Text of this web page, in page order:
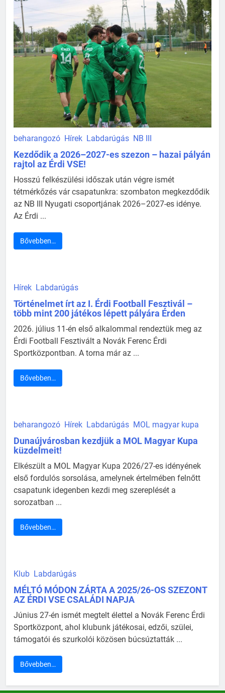
beharangozó Hírek Labdarúgás NB III
Kezdődik a 2026–2027-es szezon – hazai pályán
rajtol az Érdi VSE!
Hosszú felkészülési időszak után végre ismét
tétmérkőzés vár csapatunkra: szombaton megkezdődik
az NB III Nyugati csoportjának 2026–2027-es idénye.
Az Érdi ...
Bővebben…
Hírek Labdarúgás
Történelmet írt az I. Érdi Football Fesztivál –
több mint 200 játékos lépett pályára Érden
2026. július 11-én első alkalommal rendeztük meg az
Érdi Football Fesztivált a Novák Ferenc Érdi
Sportközpontban. A torna már az ...
Bővebben…
beharangozó Hírek Labdarúgás MOL magyar kupa
Dunaújvárosban kezdjük a MOL Magyar Kupa
küzdelmeit!
Elkészült a MOL Magyar Kupa 2026/27-es idényének
első fordulós sorsolása, amelynek értelmében felnőtt
csapatunk idegenben kezdi meg szereplését a
sorozatban ...
Bővebben…
Klub Labdarúgás
MÉLTÓ MÓDON ZÁRTA A 2025/26-OS SZEZONT
AZ ÉRDI VSE CSALÁDI NAPJA
Június 27-én ismét megtelt élettel a Novák Ferenc Érdi
Sportközpont, ahol klubunk játékosai, edzői, szülei,
támogatói és szurkolói közösen búcsúztatták ...
Bővebben…